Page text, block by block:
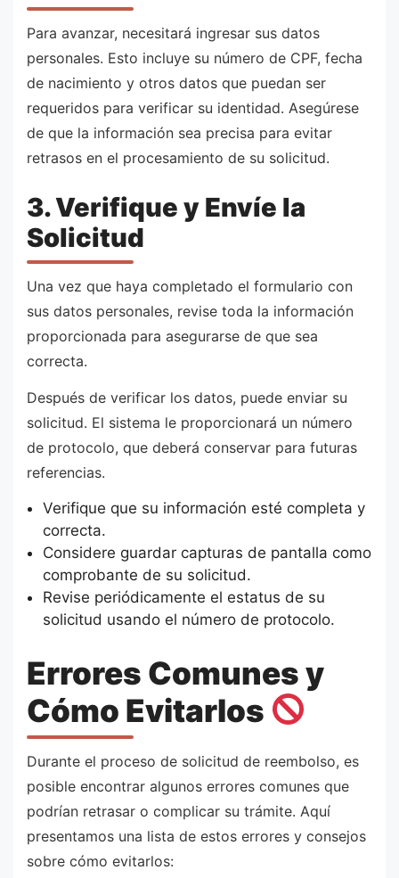
Para avanzar, necesitará ingresar sus datos
personales. Esto incluye su número de CPF, fecha
de nacimiento y otros datos que puedan ser
requeridos para verificar su identidad. Asegúrese
de que la información sea precisa para evitar
retrasos en el procesamiento de su solicitud.
3. Verifique y Envíe la
Solicitud
Una vez que haya completado el formulario con
sus datos personales, revise toda la información
proporcionada para asegurarse de que sea
correcta.
Después de verificar los datos, puede enviar su
solicitud. El sistema le proporcionará un número
de protocolo, que deberá conservar para futuras
referencias.
Verifique que su información esté completa y
correcta.
Considere guardar capturas de pantalla como
comprobante de su solicitud.
Revise periódicamente el estatus de su
solicitud usando el número de protocolo.
Errores Comunes y
Cómo Evitarlos
Durante el proceso de solicitud de reembolso, es
posible encontrar algunos errores comunes que
podrían retrasar o complicar su trámite. Aquí
presentamos una lista de estos errores y consejos
sobre cómo evitarlos: